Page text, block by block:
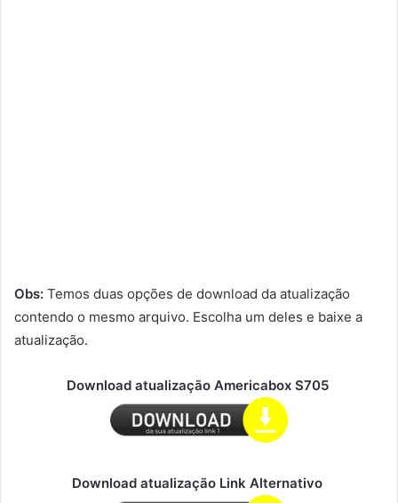
Obs: Temos duas opções de download da atualização
contendo o mesmo arquivo. Escolha um deles e baixe a
atualização.
Download atualização Americabox S705
Download atualização Link Alternativo